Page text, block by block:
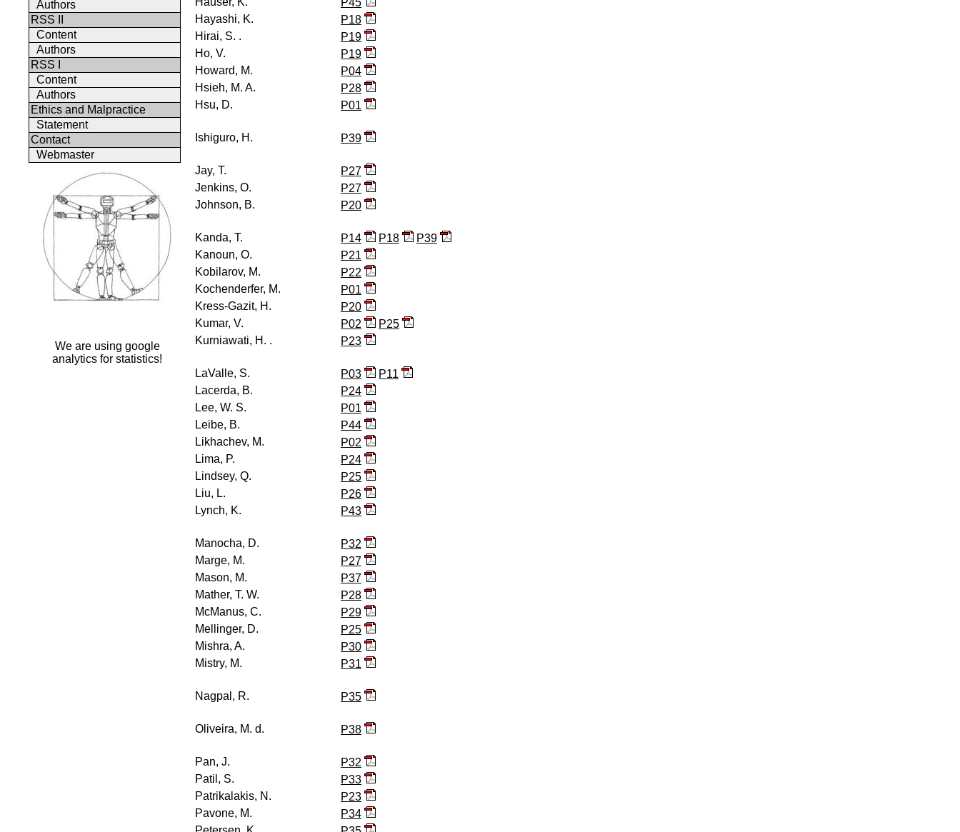
Authors
RSS II
Content
Authors
RSS I
Content
Authors
Ethics and Malpractice
Statement
Contact
Webmaster
We are using google
analytics for statistics!
Hayashi, K.
P18
Hirai, S. .
P19
Ho, V.
P19
Howard, M.
P04
Hsieh, M. A.
P28
Hsu, D.
P01
Ishiguro, H. P39
Jay, T.
P27
Jenkins, O.
P27
Johnson, B.
P20
Kanda, T. P14 P18
P39
Kanoun, O.
P21
Kobilarov, M.
P22
Kochenderfer, M.
P01
Kress-Gazit, H.
P20
Kumar, V.
P02
P25
Kurniawati, H. .
P23
LaValle, S. P03
P11
Lacerda, B.
P24
Lee, W. S.
P01
Leibe, B.
P44
Likhachev, M.
P02
Lima, P.
P24
Lindsey, Q.
P25
Liu, L.
P26
Lynch, K.
P43
Manocha, D.
P32
Marge, M.
P27
Mason, M.
P37
Mather, T. W.
P28
McManus, C.
P29
Mellinger, D.
P25
Mishra, A.
P30
Mistry, M.
P31
Nagpal, R. P35
Oliveira, M. d. P38
Pan, J.
P32
Patil, S.
P33
Patrikalakis, N.
P23
Pavone, M.
P34